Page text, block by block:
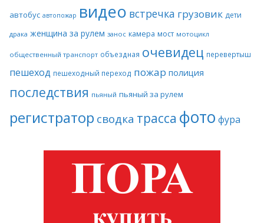
автобус автопожар видео встречка грузовик дети
драка женщина за рулем занос камера мост мотоцикл
общественный транспорт объездная очевидец перевертыш
пешеход пешеходный переход пожар полиция
последствия пьяный пьяный за рулем
регистратор сводка трасса фото фура